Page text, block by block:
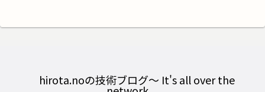
hirota.noの技術ブログ〜 It's all over the